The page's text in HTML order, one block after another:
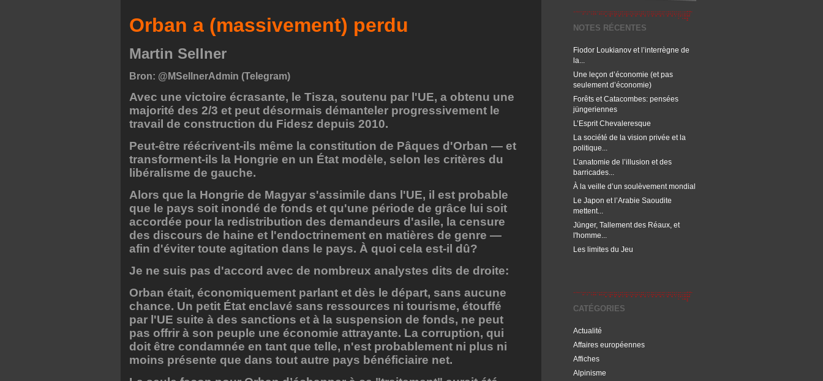
NOTES RÉCENTES
Fiodor Loukianov et l’interrègne de
la...
Une leçon d’économie (et pas
seulement d’économie)
Forêts et Catacombes: pensées
jüngeriennes
L’Esprit Chevaleresque
La société de la vision privée et la
politique...
L’anatomie de l’illusion et des
barricades...
À la veille d’un soulèvement mondial
Le Japon et l’Arabie Saoudite
mettent...
Jünger, Tallement des Réaux, et
l'homme...
Les limites du Jeu
CATÉGORIES
Actualité
Affaires européennes
Affiches
Alpinisme
Orban a (massivement) perdu
Martin Sellner
Bron: @MSellnerAdmin (Telegram)
Avec une victoire écrasante, le Tisza, soutenu par l'UE, a obtenu une
majorité des 2/3 et peut désormais démanteler progressivement le
travail de construction du Fidesz depuis 2010.
Peut-être réécrivent-ils même la constitution de Pâques d'Orban — et
transforment-ils la Hongrie en un État modèle, selon les critères du
libéralisme de gauche.
Alors que la Hongrie de Magyar s'assimile dans l'UE, il est probable
que le pays soit inondé de fonds et qu'une période de grâce lui soit
accordée pour la redistribution des demandeurs d'asile, la censure
des discours de haine et l'endoctrinement en matières de genre —
afin d'éviter toute agitation dans le pays. À quoi cela est-il dû?
Je ne suis pas d'accord avec de nombreux analystes dits de droite:
Orban était, économiquement parlant et dès le départ, sans aucune
chance. Un petit État enclavé sans ressources ni tourisme, étouffé
par l'UE suite à des sanctions et à la suspension de fonds, ne peut
pas offrir à son peuple une économie attrayante. La corruption, qui
doit être condamnée en tant que telle, n'est probablement ni plus ni
moins présente que dans tout autre pays bénéficiaire net.